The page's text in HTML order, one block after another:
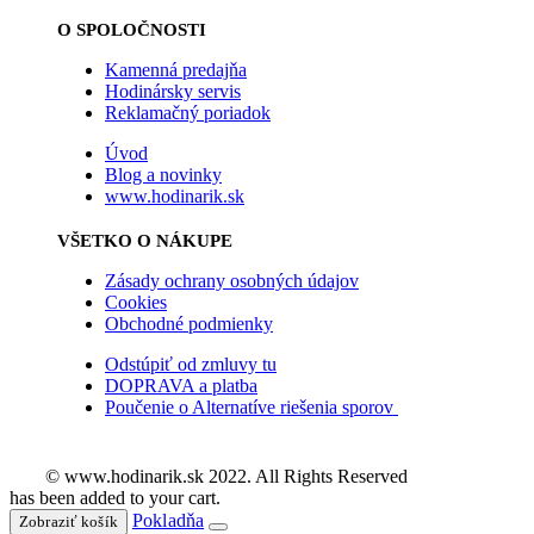
O SPOLOČNOSTI
Kamenná predajňa
Hodinársky servis
Reklamačný poriadok
Úvod
Blog a novinky
www.hodinarik.sk
VŠETKO O NÁKUPE
Zásady ochrany osobných údajov
Cookies
Obchodné podmienky
Odstúpiť od zmluvy tu
DOPRAVA a platba
Poučenie o Alternatíve riešenia sporov
© www.hodinarik.sk 2022. All Rights Reserved
has been added to your cart.
Zobraziť košík Pokladňa